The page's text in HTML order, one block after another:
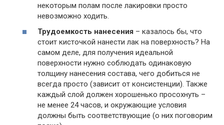
некоторым полам после лакировки просто
невозможно ходить.
Трудоемкость нанесения – казалось бы, что
стоит кисточкой нанести лак на поверхность? На
самом деле, для получения идеальной
поверхности нужно соблюдать одинаковую
толщину нанесения состава, чего добиться не
всегда просто (зависит от консистенции). Также
каждый слой должен хорошенько просохнуть –
не менее 24 часов, и окружающие условия
должны быть соответствующие (о них поговорим